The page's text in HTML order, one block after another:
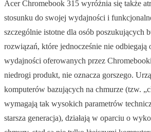
Acer Chromebook 315 wyróżnia się także
stosunku do swojej wydajności i
szczególnie istotne dla osób poszukujących
rozwiązań, które jednocześnie nie odbiegają
wydajności oferowanych przez
niedrogi produkt, nie oznacza gorszego.
komputerów bazujących na chmurze (tzw.
wymagają tak wysokich parametrów
starsza generacja), działają w oparciu o